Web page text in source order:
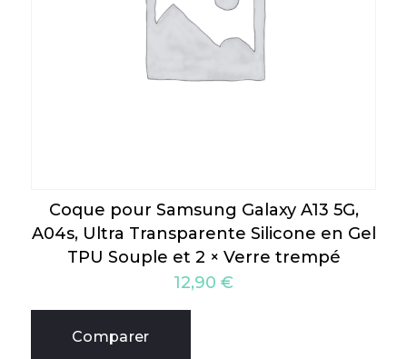
Coque pour Samsung Galaxy A13 5G,
A04s, Ultra Transparente Silicone en Gel
TPU Souple et 2 × Verre trempé
12,90 €
Comparer